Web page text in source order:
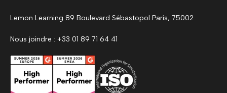
Lemon Learning 89 Boulevard Sébastopol Paris, 75002
Nous joindre : +33 01 89 71 64 41